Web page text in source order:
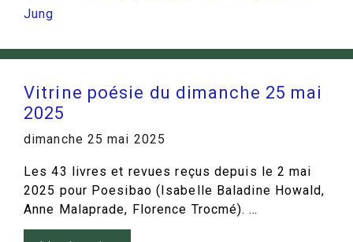
Jung
Vitrine poésie du dimanche 25 mai
2025
dimanche 25 mai 2025
Les 43 livres et revues reçus depuis le 2 mai
2025 pour Poesibao (Isabelle Baladine Howald,
Anne Malaprade, Florence Trocmé). …